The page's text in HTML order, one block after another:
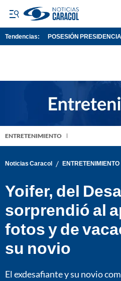
Tendencias: POSESIÓN
ENTRETENIMIENTO
Noticias Caracol / ENTRETENIMIENTO
Yoifer, del
sorprendió al
fotos y de
su novio
El exdesafiante y su novio